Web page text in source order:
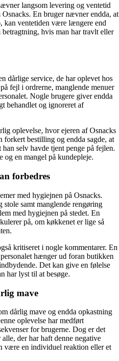
langsom levering og ventetid
En bruger nævner endda, at
kan ventetiden være længere end
hvis man har travlt eller
dårlige service, de har oplevet hos
fejl i ordrerne, manglende menuer
Nogle brugere giver endda
behandlet og ignoreret af
oplevelse, hvor ejeren af Osnacks
bestilling og endda sagde, at
selv havde tjent penge på fejlen.
og en mangel på kundepleje.
forbedres
med hygiejnen på Osnacks.
stole samt manglende rengøring
med hygiejnen på stedet. En
på, om køkkenet er lige så
kritiseret i nogle kommentarer. En
hænger ud foran butikken
Det kan give en følelse
har lyst til at besøge.
mave
dårlig mave og endda opkastning
oplevelse har medført
for brugerne. Dog er det
der har haft denne negative
være en individuel reaktion eller et